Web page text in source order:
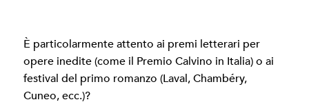
È particolarmente attento ai premi letterari per
opere inedite (come il Premio Calvino in Italia) o ai
festival del primo romanzo (Laval, Chambéry,
Cuneo, ecc.)?